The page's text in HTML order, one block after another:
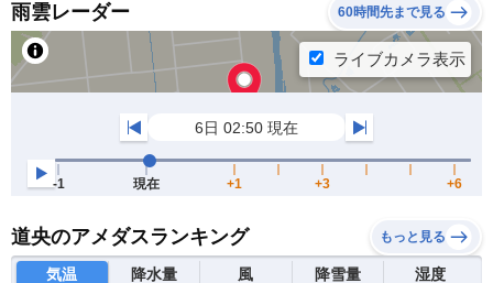
雨雲レーダー 60時間先まで見る
道央のアメダスランキング もっと見る
気温 降水量 風 降雪量 湿度